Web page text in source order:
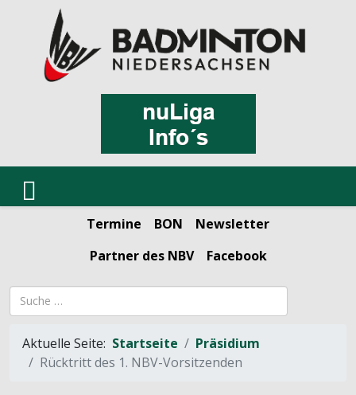
Termine BON
Newsletter
Partner des NBV
Facebook
Suchbegriff
Aktuelle Seite: Startseite
Präsidium
Rücktritt des 1. NBV-Vorsitzenden